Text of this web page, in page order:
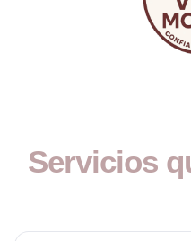
Servicios